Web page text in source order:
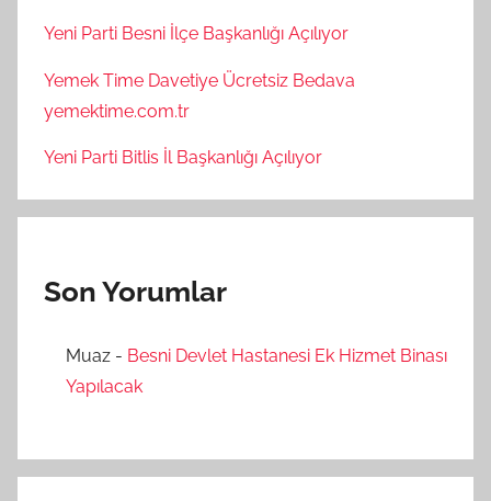
Yeni Parti Besni İlçe Başkanlığı Açılıyor
Yemek Time Davetiye Ücretsiz Bedava
yemektime.com.tr
Yeni Parti Bitlis İl Başkanlığı Açılıyor
Son Yorumlar
Muaz - Besni Devlet Hastanesi Ek Hizmet Binası
Yapılacak